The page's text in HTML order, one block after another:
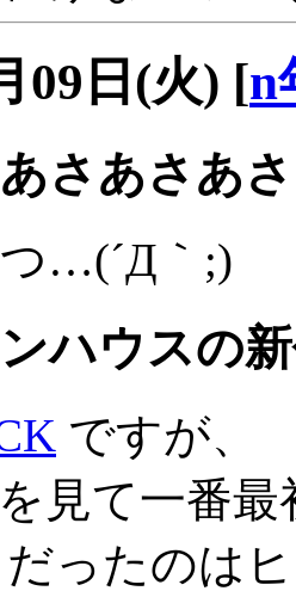
09日(火) [n
さあさあ
…(´Д｀;)
ハウスの
ですが、
見て一番
だったのは